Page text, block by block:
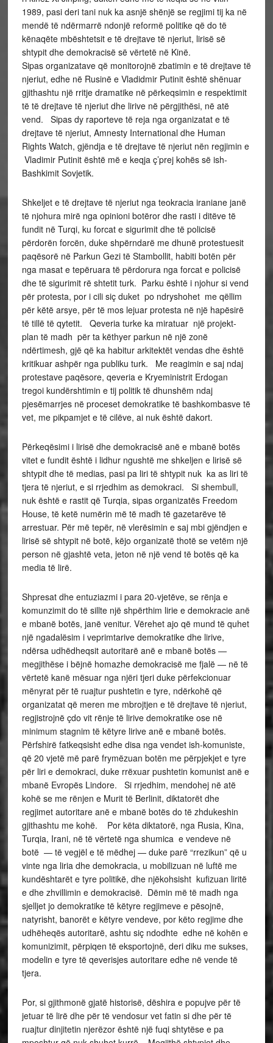
1989, pasi deri tani nuk ka asnjë shënjë se regjimi tij ka në
mendë të ndërmarrë ndonjë reformë politike që do të
kënaqëte mbështetsit e të drejtave të njeriut, lirisë së
shtypit dhe demokracisë së vërtetë në Kinë.
Sipas organizatave që monitorojnë zbatimin e të drejtave të
njeriut, edhe në Rusinë e Vladidmir Putinit është shënuar
gjithashtu një rritje dramatike në përkeqsimin e respektimit
të të drejtave të njeriut dhe lirive në përgjithësi, në atë
vend. Sipas dy raporteve të reja nga organizatat e të
drejtave të njeriut, Amnesty International dhe Human
Rights Watch, gjëndja e të drejtave të njeriut nën regjimin e
Vladimir Putinit është më e keqja ç’prej kohës së ish-
Bashkimit Sovjetik.
Shkeljet e të drejtave të njeriut nga teokracia iraniane janë
të njohura mirë nga opinioni botëror dhe rasti i ditëve të
fundit në Turqi, ku forcat e sigurimit dhe të policisë
përdorën forcën, duke shpërndarë me dhunë protestuesit
paqësorë në Parkun Gezi të Stambollit, habiti botën për
nga masat e tepëruara të përdorura nga forcat e policisë
dhe të sigurimit rë shtetit turk. Parku është i njohur si vend
për protesta, por i cili siç duket po ndryshohet me qëllim
për këtë arsye, për të mos lejuar protesta në një hapësirë
të tillë të qytetit. Qeveria turke ka miratuar një projekt-
plan të madh për ta këthyer parkun në një zonë
ndërtimesh, gjë që ka habitur arkitektët vendas dhe është
kritikuar ashpër nga publiku turk. Me reagimin e saj ndaj
protestave paqësore, qeveria e Kryeministrit Erdogan
tregoi kundërshtimin e tij politik të dhunshëm ndaj
pjesëmarrjes në proceset demokratike të bashkombasve të
vet, me pikpamjet e të cilëve, ai nuk është dakort.
Përkeqësimi i lirisë dhe demokracisë anë e mbanë botës
vitet e fundit është i lidhur ngushtë me shkeljen e lirisë së
shtypit dhe të medias, pasi pa liri të shtypit nuk ka as liri të
tjera të njeriut, e si rrjedhim as demokraci. Si shembull,
nuk është e rastit që Turqia, sipas organizatës Freedom
House, të ketë numërin më të madh të gazetarëve të
arrestuar. Për më tepër, në vlerësimin e saj mbi gjëndjen e
lirisë së shtypit në botë, këjo organizatë thotë se vetëm një
person në gjashtë veta, jeton në një vend të botës që ka
media të lirë.
Shpresat dhe entuziazmi i para 20-vjetëve, se rënja e
komunzimit do të sillte një shpërthim lirie e demokracie anë
e mbanë botës, janë venitur. Vërehet ajo që mund të quhet
një ngadalësim i veprimtarive demokratike dhe lirive,
ndërsa udhëdheqsit autoritarë anë e mbanë botës —
megjithëse i bëjnë homazhe demokracisë me fjalë — në të
vërtetë kanë mësuar nga njëri tjeri duke përfekcionuar
mënyrat për të ruajtur pushtetin e tyre, ndërkohë që
organizatat që meren me mbrojtjen e të drejtave të njeriut,
regjistrojnë çdo vit rënje të lirive demokratike ose në
minimum stagnim të këtyre lirive anë e mbanë botës.
Përfshirë fatkeqsisht edhe disa nga vendet ish-komuniste,
që 20 vjetë më parë frymëzuan botën me përpjekjet e tyre
për liri e demokraci, duke rrëxuar pushtetin komunist anë e
mbanë Evropës Lindore. Si rrjedhim, mendohej në atë
kohë se me rënjen e Murit të Berlinit, diktatorët dhe
regjimet autoritare anë e mbanë botës do të zhdukeshin
gjithashtu me kohë. Por këta diktatorë, nga Rusia, Kina,
Turqia, Irani, në të vërtetë nga shumica e vendeve në
botë — të vegjël e të mëdhej — duke parë “rrezikun” që u
vinte nga liria dhe demokracia, u mobilizuan në luftë me
kundështarët e tyre politikë, dhe njëkohsisht kufizuan liritë
e dhe zhvillimin e demokracisë. Dëmin më të madh nga
sjelljet jo demokratike të këtyre regjimeve e pësojnë,
natyrisht, banorët e këtyre vendeve, por këto regjime dhe
udhëheqës autoritarë, ashtu siç ndodhte edhe në kohën e
komunizimit, përpiqen të eksportojnë, deri diku me sukses,
modelin e tyre të qeverisjes autoritare edhe në vende të
tjera.
Por, si gjithmonë gjatë historisë, dëshira e popujve për të
jetuar të lirë dhe për të vendosur vet fatin si dhe për të
ruajtur dinjitetin njerëzor është një fuqi shtytëse e pa